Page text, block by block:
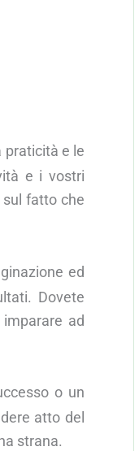
praticità e le
e i vostri
fatto che
ed
Dovete
ad
o un
atto del
strana.